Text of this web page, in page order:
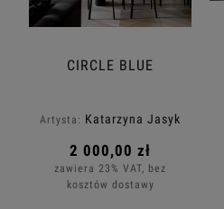
CIRCLE BLUE
Artysta: Katarzyna Jasyk
2 000,00 zł
zawiera 23% VAT, bez
kosztów dostawy